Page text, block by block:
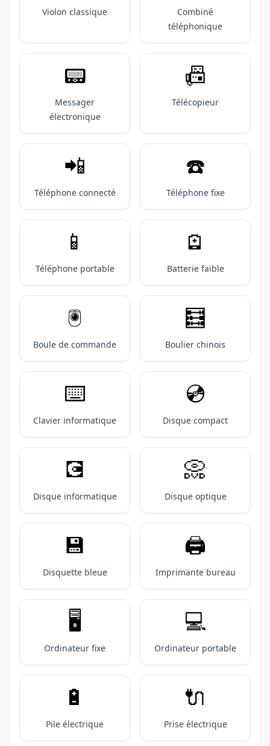
Violon classique
Combiné
téléphonique
📟️
Messager
électronique
📠
Télécopieur
📲
Téléphone connecté
☎️
Téléphone fixe
📱
Téléphone portable
🪫
Batterie faible
🖲️
Boule de commande
🧮
Boulier chinois
⌨️
Clavier informatique
💿️
Disque compact
💽
Disque informatique
📀
Disque optique
💾
Disquette bleue
🖨️
Imprimante bureau
🖥️
Ordinateur fixe
💻️
Ordinateur portable
🔋
Pile électrique
🔌
Prise électrique